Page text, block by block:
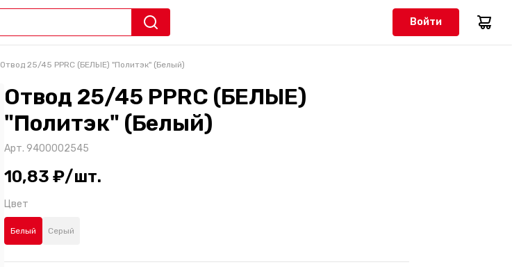
Войти
Отвод 25/45 PPRC (БЕЛЫЕ) "Политэк" (Белый)
Отвод 25/45 PPRC (БЕЛЫЕ)
"Политэк" (Белый)
Арт. 9400002545
10,83 ₽/шт.
Цвет
Белый Серый